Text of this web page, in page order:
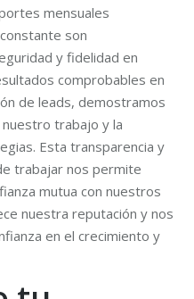
mensuales
son
y fidelidad en
comprobables en
de leads, demostramos
trabajo y la
Esta transparencia y
trabajar nos permite
mutua con nuestros
nuestra reputación y nos
en el crecimiento y